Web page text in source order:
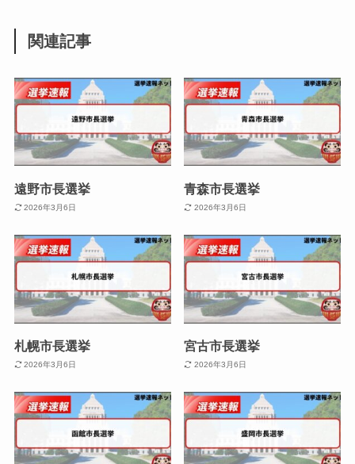
関連記事
遠野市長選挙
2026年3月6日
青森市長選挙
2026年3月6日
札幌市長選挙
2026年3月6日
宮古市長選挙
2026年3月6日